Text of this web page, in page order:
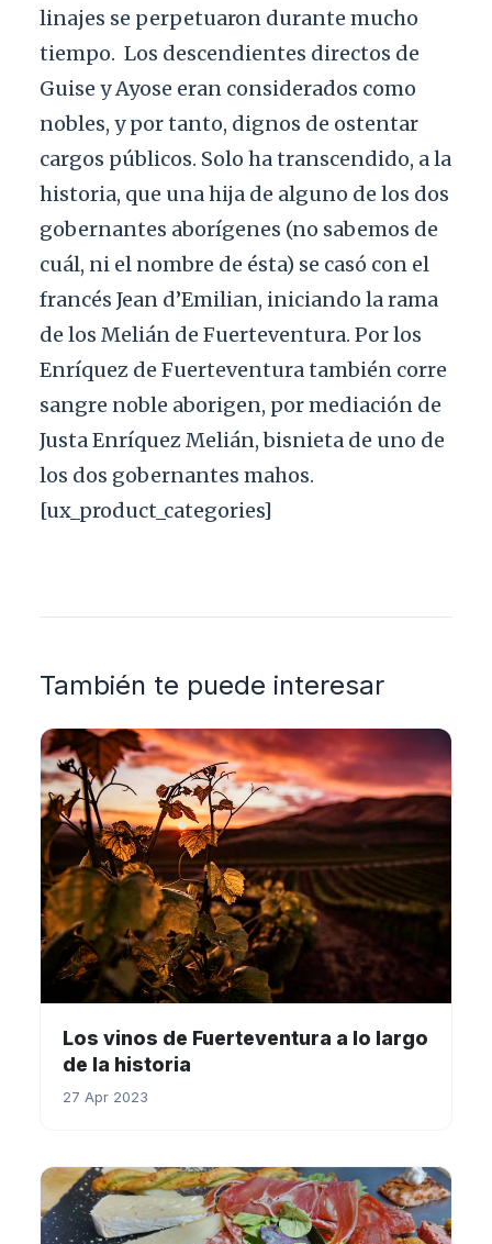
linajes se perpetuaron durante mucho
tiempo. Los descendientes directos de
Guise y Ayose eran considerados como
nobles, y por tanto, dignos de ostentar
cargos públicos. Solo ha transcendido, a la
historia, que una hija de alguno de los dos
gobernantes aborígenes (no sabemos de
cuál, ni el nombre de ésta) se casó con el
francés Jean d’Emilian, iniciando la rama
de los Melián de Fuerteventura. Por los
Enríquez de Fuerteventura también corre
sangre noble aborigen, por mediación de
Justa Enríquez Melián, bisnieta de uno de
los dos gobernantes mahos.
[ux_product_categories]
También te puede interesar
Los vinos de Fuerteventura a lo largo
de la historia
27 Apr 2023